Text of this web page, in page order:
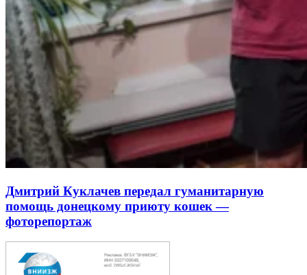
Дмитрий Куклачев передал гуманитарную
помощь донецкому приюту кошек —
фоторепортаж